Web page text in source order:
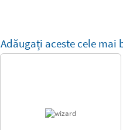
Adăugați aceste cele mai